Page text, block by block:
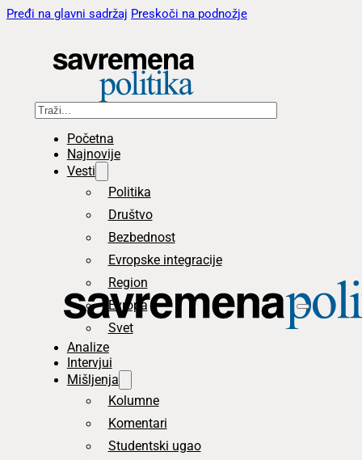
Pređi na glavni sadržaj Preskoči na podnožje
Pretraga
Početna
Najnovije
Vesti
Politika
Društvo
Bezbednost
Evropske integracije
Region
Evropa
Svet
Analize
Intervjui
Mišljenja
Kolumne
Komentari
Studentski ugao